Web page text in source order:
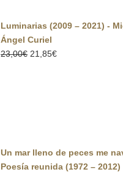
Luminarias (2009 – 2021) -
Ángel Curiel
23,00€ El
21,85€El
Un mar lleno de peces me
Poesía reunida (1972 – 2012)